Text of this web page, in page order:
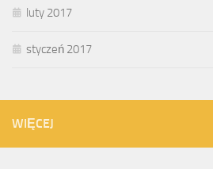
luty 2017
styczeń 2017
WIĘCEJ